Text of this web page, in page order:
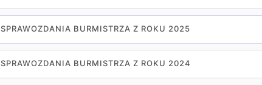
SPRAWOZDANIA BURMISTRZA Z ROKU 2025
SPRAWOZDANIA BURMISTRZA Z ROKU 2024